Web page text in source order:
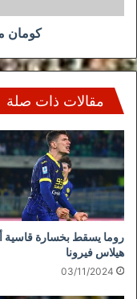
كومان
مقالات ذات صلة
روما يسقط بخسارة قاسية
هيلاس فيرونا
03/11/2024